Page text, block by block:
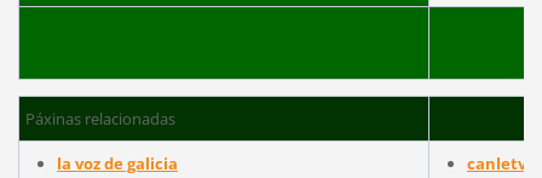
Páxinas relacionadas
la voz de galicia
canletv